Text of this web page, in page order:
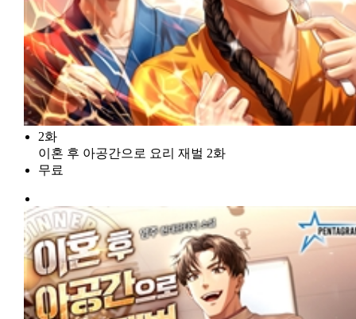
2화
이혼 후 아공간으로 요리 재벌 2화
무료